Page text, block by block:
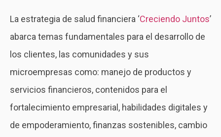
La estrategia de salud financiera ‘Creciendo Juntos’
abarca temas fundamentales para el desarrollo de
los clientes, las comunidades y sus
microempresas como: manejo de productos y
servicios financieros, contenidos para el
fortalecimiento empresarial, habilidades digitales y
de empoderamiento, finanzas sostenibles, cambio